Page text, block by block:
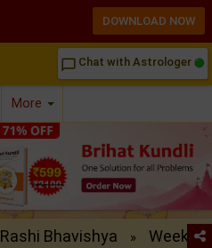
chat_bubble_outline Chat with Astrologer
More
Rashi Bhavishya »
Weekly
DOWNLOAD NOW